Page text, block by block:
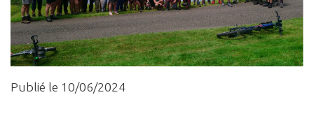
Publié le 10/06/2024